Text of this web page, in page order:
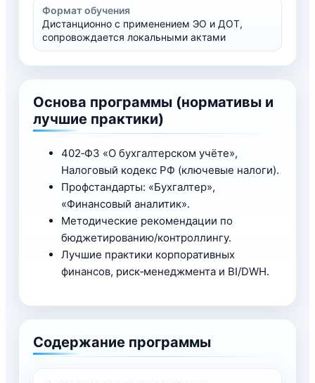
Формат обучения
Дистанционно с применением ЭО и ДОТ,
сопровождается локальными актами
Основа программы (нормативы и
лучшие практики)
402‑ФЗ «О бухгалтерском учёте»,
Налоговый кодекс РФ (ключевые налоги).
Профстандарты: «Бухгалтер»,
«Финансовый аналитик».
Методические рекомендации по
бюджетированию/контроллингу.
Лучшие практики корпоративных
финансов, риск‑менеджмента и BI/DWH.
Содержание программы